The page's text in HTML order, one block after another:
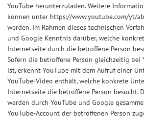
YouTube herunterzuladen. Weitere
können unter https://www.youtube.com/yt/
werden. Im Rahmen dieses technischen
und Google Kenntnis darüber, welche
Internetseite durch die betroffene Person
Sofern die betroffene Person gleichzeitig bei
ist, erkennt YouTube mit dem Aufruf einer
YouTube-Video enthält, welche konkrete
Internetseite die betroffene Person besucht.
werden durch YouTube und Google
YouTube-Account der betroffenen Person